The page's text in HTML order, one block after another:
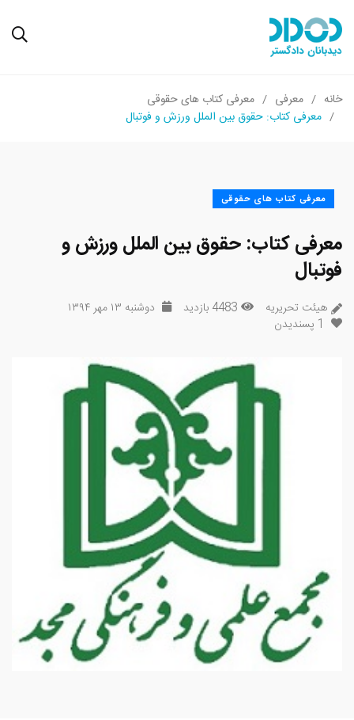
خانه معرفی
معرفی کتاب های حقوقی
معرفی کتاب: حقوق بین الملل ورزش و فوتبال
معرفی کتاب های حقوقی
معرفی کتاب: حقوق بین الملل ورزش و
فوتبال
هیئت تحریریه 4483 بازدید
دوشنبه ۱۳ مهر ۱۳۹۴
1 پسندیدن